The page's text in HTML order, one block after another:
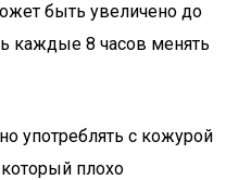
быть увеличено до
каждые 8 часов менять
употреблять с кожурой
который плохо